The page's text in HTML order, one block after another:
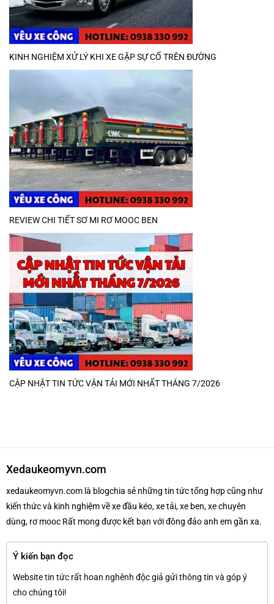
KINH NGHIỆM XỬ LÝ KHI XE GẶP SỰ CỐ TRÊN ĐƯỜNG
REVIEW CHI TIẾT SƠ MI RƠ MOOC BEN
CẬP NHẬT TIN TỨC VẬN TẢI MỚI NHẤT THÁNG 7/2026
Xedaukeomyvn.com
xedaukeomyvn.com là blogchia sẻ những tin tức tổng hợp cũng như
kiến thức và kinh nghiệm về xe đầu kéo, xe tải, xe ben, xe chuyên
dùng, rơ mooc Rất mong được kết bạn với đông đảo anh em gần xa.
Ý kiến bạn đọc
Website tin tức rất hoan nghênh độc giả gửi thông tin và góp ý
cho chúng tôi!